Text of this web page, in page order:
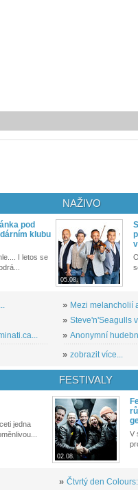
pod
klubu
I letos se
NAŽIVO
05.08.
» Mezi melancholií
» Steve'n'Seagulls
» Anonymní
» zobrazit více...
jedna
FESTIVALY
02.08.
V
» Čtvrtý den